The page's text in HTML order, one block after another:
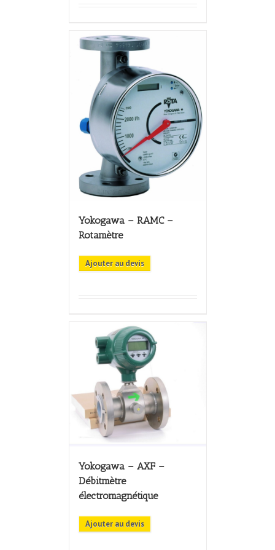
Yokogawa – RAMC –
Rotamètre
Ajouter au devis
Yokogawa – AXF –
Débitmètre
électromagnétique
Ajouter au devis